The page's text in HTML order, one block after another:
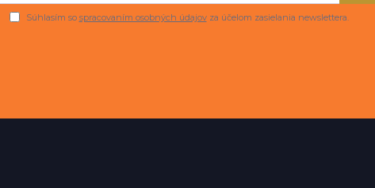
Súhlasím so spracovaním osobných údajovza účelom zasielania newslettera.